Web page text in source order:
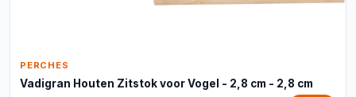
PERCHES
Vadigran Houten Zitstok voor Vogel - 2,8 cm - 2,8 cm